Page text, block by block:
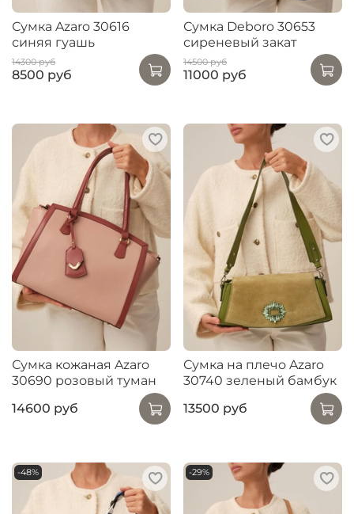
Сумка Azaro 30616
синяя гуашь
14300 руб
8500 руб
Сумка Deboro 30653
сиреневый закат
14500 руб
11000 руб
Сумка кожаная Azaro
30690 розовый туман
14600 руб
Сумка на плечо Azaro
30740 зеленый бамбук
13500 руб
-48% -29%